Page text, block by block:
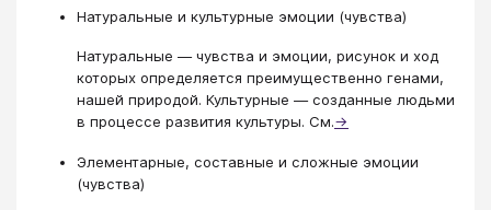
Натуральные и культурные эмоции (чувства)
Натуральные — чувства и эмоции, рисунок и ход
которых определяется преимущественно генами,
нашей природой. Культурные — созданные людьми
в процессе развития культуры. См.→
Элементарные, составные и сложные эмоции
(чувства)